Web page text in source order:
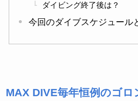
ダイビング終了後は？
今回のダイブスケジュール
MAX DIVE毎年恒例のゴ